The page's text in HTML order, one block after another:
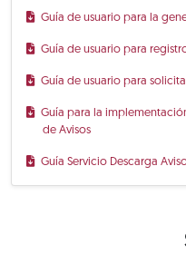
Guía de usuario para la
Guía de usuario para
Guía de usuario para
Guía para la
de Avisos
Guía Servicio Descarga